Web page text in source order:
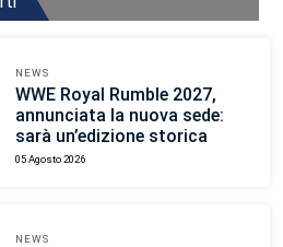
NEWS
WWE Royal Rumble 2027,
annunciata la nuova sede:
sarà un’edizione storica
05 Agosto 2026
NEWS